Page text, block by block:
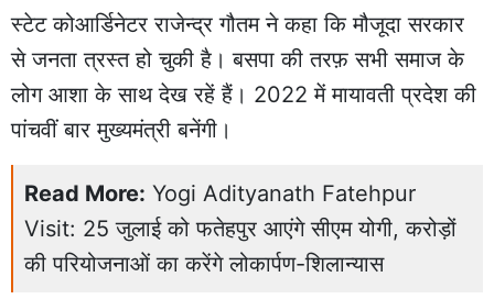
स्टेट कोआर्डिनेटर राजेन्द्र गौतम ने कहा कि मौजूदा सरकार
से जनता त्रस्त हो चुकी है। बसपा की तरफ़ सभी समाज के
लोग आशा के साथ देख रहें हैं। 2022 में मायावती प्रदेश की
पांचवीं बार मुख्यमंत्री बनेंगी।
Read More: Yogi Adityanath Fatehpur
Visit: 25 जुलाई को फतेहपुर आएंगे सीएम योगी, करोड़ों
की परियोजनाओं का करेंगे लोकार्पण-शिलान्यास